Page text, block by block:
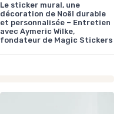
Le sticker mural, une
décoration de Noël durable
et personnalisée – Entretien
avec Aymeric Wilke,
fondateur de Magic Stickers